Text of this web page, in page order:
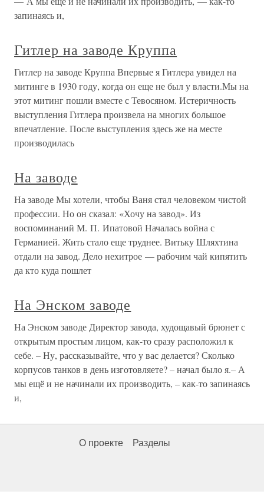
запинаясь и,
Гитлер на заводе Круппа
Гитлер на заводе Круппа Впервые я Гитлера увидел на
митинге в 1930 году, когда он еще не был у власти.Мы на
этот митинг пошли вместе с Тевосяном. Истеричность
выступления Гитлера произвела на многих большое
впечатление. После выступления здесь же на месте
производилась
На заводе
На заводе Мы хотели, чтобы Ваня стал человеком чистой
профессии. Но он сказал: «Хочу на завод». Из
воспоминаний М. П. Ипатовой Началась война с
Германией. Жить стало еще труднее. Витьку Шляхтина
отдали на завод. Дело нехитрое — рабочим чай кипятить
да кто куда пошлет
На Энском заводе
На Энском заводе Директор завода, худощавый брюнет с
открытым простым лицом, как-то сразу расположил к
себе. – Ну, рассказывайте, что у вас делается? Сколько
корпусов танков в день изготовляете? – начал было я.– А
мы ещё и не начинали их производить, – как-то запинаясь
и,
О проекте Разделы